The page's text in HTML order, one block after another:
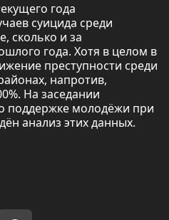
года
суицида среди
сколько и за
года. Хотя в целом в
преступности среди
напротив,
На заседании
поддержке молодёжи при
анализ этих данных.